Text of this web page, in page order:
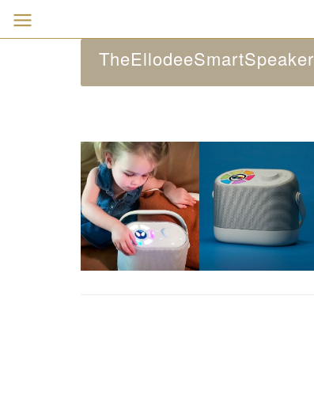
TheEllodeeSmartSpeaker